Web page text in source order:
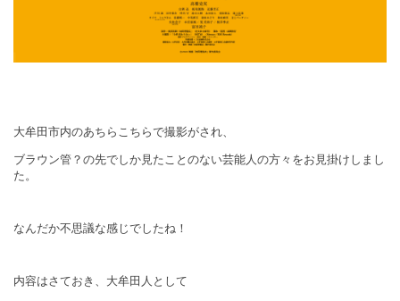
大牟田市内のあちらこちらで撮影がされ、
ブラウン管？の先でしか見たことのない芸能人の方々をお見掛けしまし
た。
なんだか不思議な感じでしたね！
内容はさておき、大牟田人として